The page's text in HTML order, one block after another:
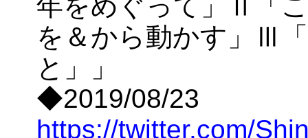
を＆から動かす」Ⅲ
と」」
◆2019/08/23
https://twitter.com/